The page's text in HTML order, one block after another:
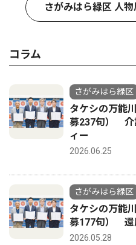
さがみはら緑区 人
コラム
さがみはら緑区
タケシの万能
募237句） 介
ィー
2026.06.25
さがみはら緑区
タケシの万能
募177句） 還
2026.05.28